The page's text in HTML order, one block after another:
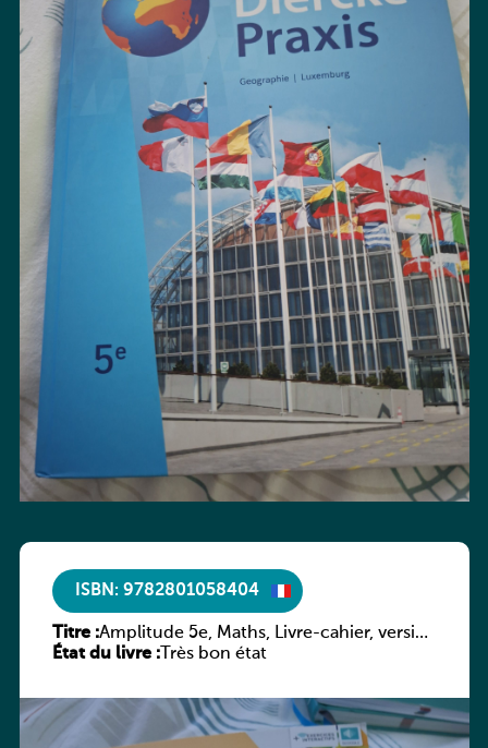
ISBN: 9782801058404
Titre :Amplitude 5e, Maths, Livre-cahier, version
luxembourgeoise
État du livre :Très bon état